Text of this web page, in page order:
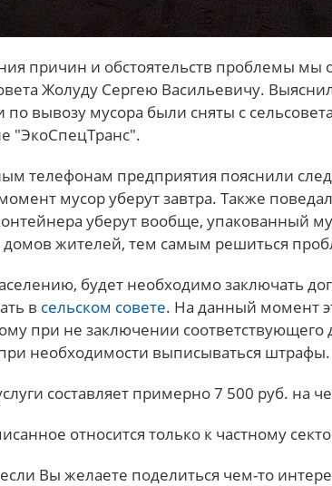
причин и обстоятельств проблемы мы
Жолуду Сергею Васильевичу.
по вывозу мусора были сняты с
"ЭкоСпецТранс".
телефонам предприятия пояснили
мусор уберут завтра. Также
уберут вообще, упакованный
домов жителей, тем самым решиться
будет необходимо заключать
в сельском совете. На данный момент
при не заключении соответствующего
необходимости выписываться штрафы.
составляет примерно 7 500 руб. на
относится только к частному
Вы желаете поделиться чем-то